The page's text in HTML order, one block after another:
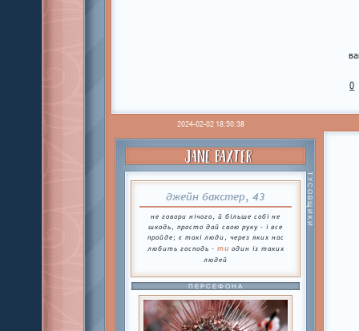
0
2024-02-02 18:50:38
JANE BAXTER
джейн бакстер, 43
не говори нічого, й більше собі не
шкодь, просто дай свою руку - і все
пройде; є такі люди, через яких нас
любить господь - ти один із таких
людей
ТУСОВЩИКИ
ПЕРСЕФОНА